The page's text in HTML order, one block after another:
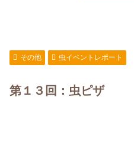
その他 虫イベントレポート
第１３回：虫ピザ